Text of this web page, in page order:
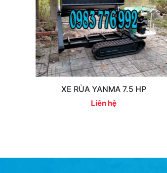
XE RÙA YANMA 7.5 HP
Liên hệ